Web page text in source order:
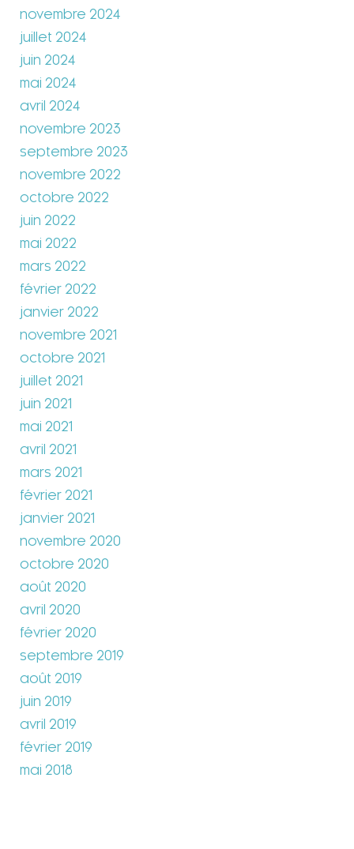
novembre 2024
juillet 2024
juin 2024
mai 2024
avril 2024
novembre 2023
septembre 2023
novembre 2022
octobre 2022
juin 2022
mai 2022
mars 2022
février 2022
janvier 2022
novembre 2021
octobre 2021
juillet 2021
juin 2021
mai 2021
avril 2021
mars 2021
février 2021
janvier 2021
novembre 2020
octobre 2020
août 2020
avril 2020
février 2020
septembre 2019
août 2019
juin 2019
avril 2019
février 2019
mai 2018